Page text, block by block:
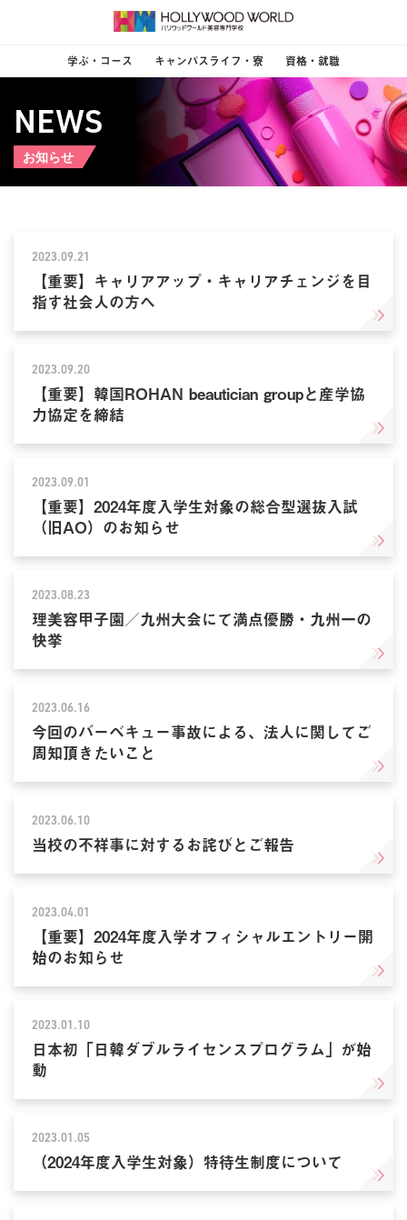
学ぶ・コース キャンパスライフ・寮 資格・就職
NEWS
お知らせ
2023.09.21
【重要】キャリアアップ・キャリアチェンジを目
指す社会人の方へ
2023.09.20
【重要】韓国ROHAN beautician groupと産学協
力協定を締結
2023.09.01
【重要】2024年度入学生対象の総合型選抜入試
（旧AO）のお知らせ
2023.08.23
理美容甲子園／九州大会にて満点優勝・九州一の
快挙
2023.06.16
今回のバーベキュー事故による、法人に関してご
周知頂きたいこと
2023.06.10
当校の不祥事に対するお詫びとご報告
2023.04.01
【重要】2024年度入学オフィシャルエントリー開
始のお知らせ
2023.01.10
日本初「日韓ダブルライセンスプログラム」が始
動
2023.01.05
（2024年度入学生対象）特待生制度について